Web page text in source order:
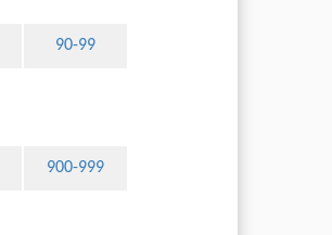
90-99
900-999